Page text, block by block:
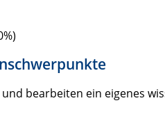
und bearbeiten ein eigenes